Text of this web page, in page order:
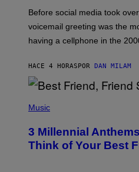
O
R
B
O
R
Q
E
Z
G
E
Before social media took
voicemail greeting was the
having a cellphone in the
HACE 4 HORAS POR DAN MILAM
H
O
B
Y
Music
3 Millennial
Think of Your Best